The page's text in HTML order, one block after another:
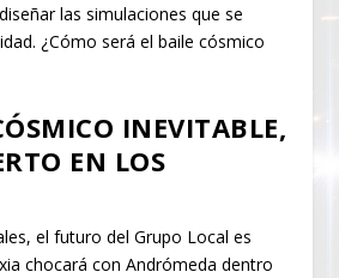
las simulaciones que se
¿Cómo será el baile cósmico
INEVITABLE,
EN LOS
el futuro del Grupo Local es
chocará con Andrómeda dentro